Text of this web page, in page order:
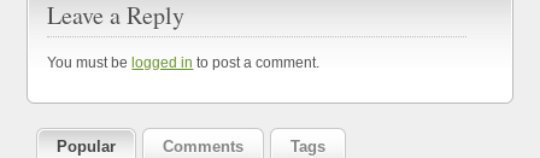
Leave a Reply
You must be logged in to post a comment.
Popular Comments Tags